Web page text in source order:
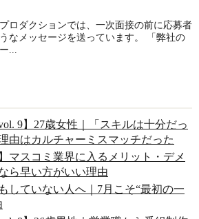
ロダクションでは、一次面接の前に応募者
なメッセージを送っています。 「弊社の
...
9】27歳女性｜「スキルは十分だっ
由はカルチャーミスマッチだった
マスコミ業界に入るメリット・デメ
ら早い方がいい理由
していない人へ｜7月こそ“最初の一